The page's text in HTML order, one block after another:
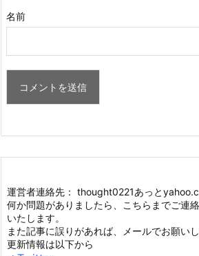
名前
運営者連絡先： thought0221あっと
何か問題がありましたら、こちらまでご連
いたします。
また記事に誤りがあれば、メールでお願いし
更新情報は以下から